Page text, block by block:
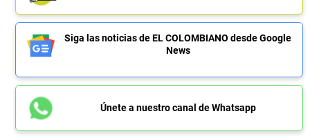
Siga las noticias de EL COLOMBIANO desde Google
News
Únete a nuestro canal de Whatsapp